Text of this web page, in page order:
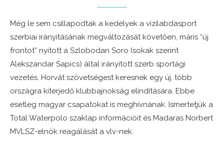
Még le sem csillapodtak a kedélyek a vízilabdasport
szerbiai irányításának megváltozását követően, máris “új
frontot” nyitott a Szlobodan Soro (sokak szerint
Alekszandar Sapics) által irányított szerb sportági
vezetés. Horvát szövetségest keresnek egy új, több
országra kiterjedő klubbajnokság elindítására. Ebbe
esetleg magyar csapatokat is meghívnának. Ismertetjük a
Total Waterpolo szaklap információit és Madaras Norbert
MVLSZ-elnök reagálását a vlv-nek.